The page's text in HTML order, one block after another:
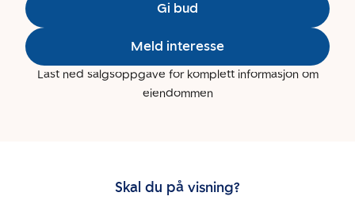
Gi bud
Meld interesse
Last ned salgsoppgave for komplett informasjon om
eiendommen
Skal du på visning?